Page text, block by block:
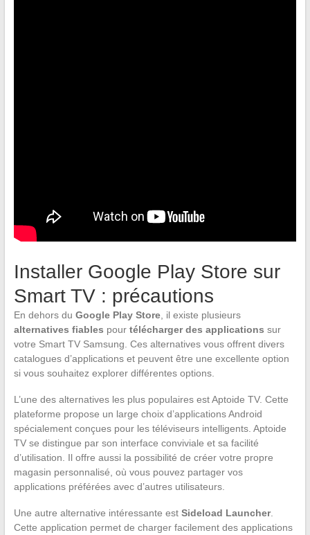
Installer Google Play Store sur
Smart TV : précautions
En dehors du Google Play Store, il existe plusieurs
alternatives fiables pour télécharger des applications sur
votre Smart TV Samsung. Ces alternatives vous offrent divers
catalogues d’applications et peuvent être une excellente option
si vous souhaitez explorer différentes options.
L’une des alternatives les plus populaires est Aptoide TV. Cette
plateforme propose un large choix d’applications Android
spécialement conçues pour les téléviseurs intelligents. Aptoide
TV se distingue par son interface conviviale et sa facilité
d’utilisation. Il offre aussi la possibilité de créer votre propre
magasin personnalisé, où vous pouvez partager vos
applications préférées avec d’autres utilisateurs.
Une autre alternative intéressante est Sideload Launcher.
Cette application permet de charger facilement des applications